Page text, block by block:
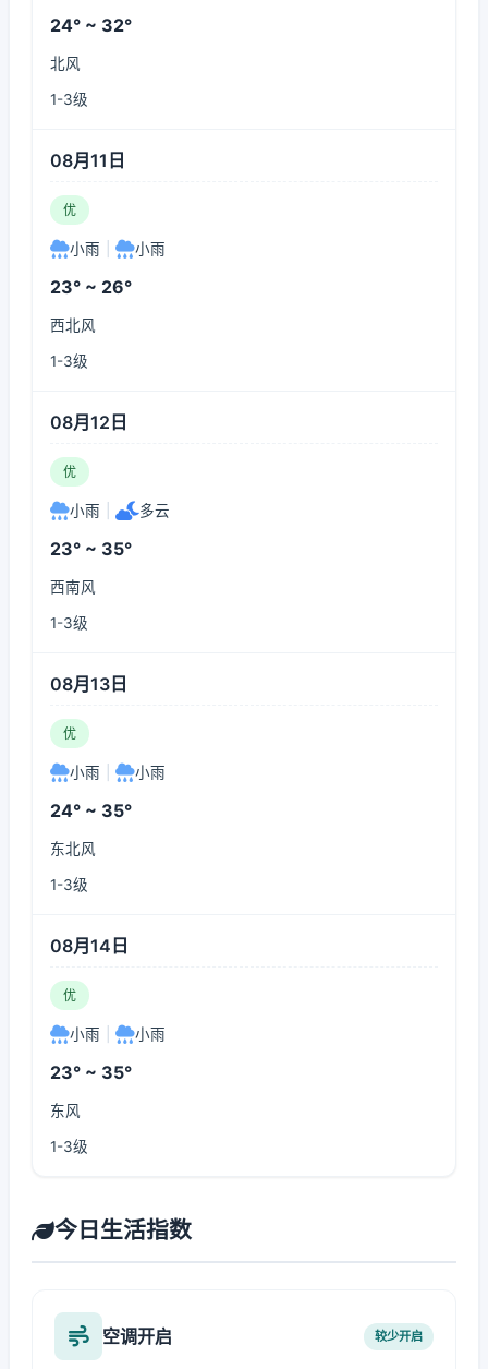
24° ~ 32°
北风
1-3级
08月11日
优
小雨 小雨
23° ~ 26°
西北风
1-3级
08月12日
优
小雨 多云
23° ~ 35°
西南风
1-3级
08月13日
优
小雨 小雨
24° ~ 35°
东北风
1-3级
08月14日
优
小雨 小雨
23° ~ 35°
东风
1-3级
今日生活指数
空调开启 较少开启